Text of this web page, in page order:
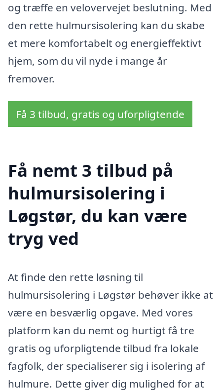
og træffe en velovervejet beslutning. Med
den rette hulmursisolering kan du skabe
et mere komfortabelt og energieffektivt
hjem, som du vil nyde i mange år
fremover.
Få 3 tilbud, gratis og uforpligtende
Få nemt 3 tilbud på
hulmursisolering i
Løgstør, du kan være
tryg ved
At finde den rette løsning til
hulmursisolering i Løgstør behøver ikke at
være en besværlig opgave. Med vores
platform kan du nemt og hurtigt få tre
gratis og uforpligtende tilbud fra lokale
fagfolk, der specialiserer sig i isolering af
hulmure. Dette giver dig mulighed for at